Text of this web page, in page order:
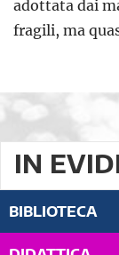
adottata dai
fragili, ma
IN
BIBLIOTECA